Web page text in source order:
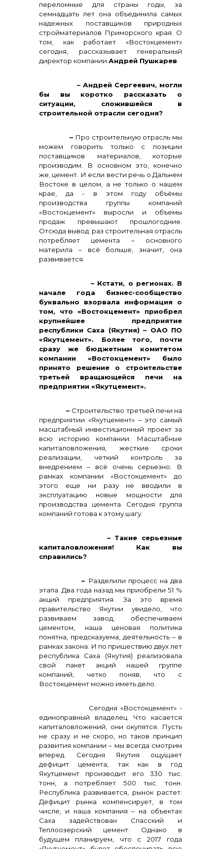
Контакты
+7 (423) 234 50 50
info@vostokcement.ru
переломные для страны годы, за
семнадцать лет она объединила самых
надежных поставщиков природных
стройматериалов Приморского края. О
том, как работает «Востокцемент»
сегодня, рассказывает генеральный
директор компании Андрей Пушкарев
– Андрей Сергеевич, могли
бы вы коротко рассказать о
ситуации, сложившейся в
строительной отрасли сегодня?
– Про строительную отрасль мы
можем говорить только с позиции
поставщиков материалов, которые
производим. В основном это, конечно
же, цемент. И если вести речь о Дальнем
Востоке в целом, а не только о нашем
крае, да - в этом году объёмы
производства группы компаний
«Востокцемент» выросли и объемы
продаж превышают прошлогодние.
Отсюда вывод: раз строительная отрасль
потребляет цемента – основного
материла – всё больше, значит, она
развивается.
– Кстати, о регионах. В
начале года бизнес-сообщество
буквально взорвала информация о
том, что «Востокцемент» приобрел
крупнейшее предприятие
республики Саха (Якутия) – ОАО ПО
«Якутцемент». Более того, почти
сразу же бюджетным комитетом
компании «Востокцемент» было
принято решение о строительстве
третьей вращающейся печи на
предприятии «Якутцемент».
– Строительство третьей печи на
предприятии «Якутцемент» – это самый
масштабный инвестиционный проект за
всю историю компании. Масштабные
капиталовложения, жесткие сроки
реализации, четкий контроль за
внедрением – всё очень серьезно. В
рамках компании «Востокцемент» до
этого еще ни разу не вводили в
эксплуатацию новые мощности для
производства цемента
Сегодня группа
компаний готова к этому шагу.
– Такие серьезные
капиталовложения! Как вы
справились?
– Разделили процесс на два
этапа. Два года назад мы приобрели 51 %
акций предприятия. За это время
правительство Якутии увидело, что
развиваем завод, обеспечиваем
цементом, наша ценовая политика
понятна, предсказуема, деятельность – в
рамках закона. И по пришествию двух лет
республика Саха (Якутия) реализовала
свой пакет акций нашей группе
компаний, четко поняв, что с
Востокцемент можно иметь дело.
Сегодня «Востокцемент» -
единоправный владелец. Что касается
капиталовложений, они окупятся. Пусть
не сразу и не скоро, но таков принцип
развития компании – мы всегда смотрим
вперед. Сегодня Якутия ощущает
дефицит цемента, так как в год
Якутцемент производит его 330 тыс.
тонн, а потребляет 500 тыс. тонн.
Республика развивается, рынок растет.
Дефицит рынка компенсирует, в том
числе, и наша компания – на объектах
Саха задействован Спасский и
Теплоозерский цемент. Однако в
будущем планируем, что с 2017 года